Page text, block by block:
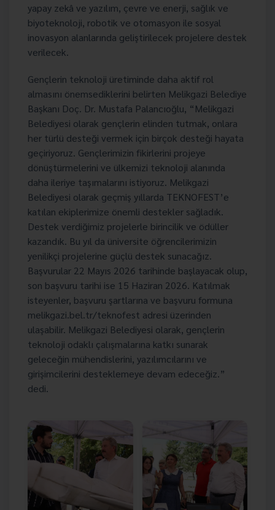
yapay zekâ ve yazılım, çevre ve enerji, sağlık ve
biyoteknoloji, robotik ve otomasyon ile sosyal
inovasyon alanlarında geliştirilecek projelere destek
verilecek.
Gençlerin teknoloji üretiminde daha aktif rol
almasını önemsediklerini belirten Melikgazi Belediye
Başkanı Doç. Dr. Mustafa Palancıoğlu, “Melikgazi
Belediyesi olarak gençlerin elinden tutmak, onlara
her türlü desteği vermek için birçok desteği hayata
geçiriyoruz. Gençlerimizin fikirlerini projeye
dönüştürmelerini ve ülkemizi teknoloji alanında
daha ileriye taşımalarını istiyoruz. Melikgazi
Belediyesi olarak geçmiş yıllarda TEKNOFEST’e
katılan ekiplerimize önemli destekler sağladık.
Destek verdiğimiz projelerle birincilik ve ödüller
kazandık. Bu yıl da üniversite öğrencilerimizin
yenilikçi projelerine güçlü destek sunacağız.
Başvurular 22 Mayıs 2026 tarihinde başlayacak olup,
son başvuru tarihi ise 15 Haziran 2026. Katılmak
isteyenler, başvuru şartlarına ve başvuru formuna
melikgazi.bel.tr/teknofest adresi üzerinden
ulaşabilir. Melikgazi Belediyesi olarak, gençlerin
teknoloji odaklı çalışmalarına katkı sunarak
geleceğin mühendislerini, yazılımcılarını ve
girişimcilerini desteklemeye devam edeceğiz.”
dedi.